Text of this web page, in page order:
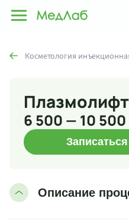
Косметология
6 500 — 10
Описание